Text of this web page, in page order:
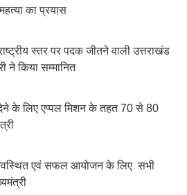
का प्रयास
स्तर पर पदक जीतने वाली उत्तराखंड
ने किया सम्मानित
देने के लिए एप्पल मिशन के तहत 70 से 80
एवं सफल आयोजन के लिए सभी